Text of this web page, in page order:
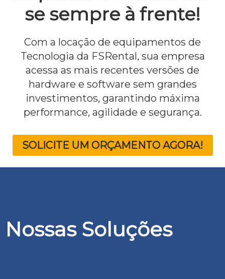
se sempre à frente!
Com a locação de equipamentos de
Tecnologia da FSRental, sua empresa
acessa as mais recentes versões de
hardware e software sem grandes
investimentos, garantindo máxima
performance, agilidade e segurança.
SOLICITE UM ORÇAMENTO AGORA!
Nossas Soluções